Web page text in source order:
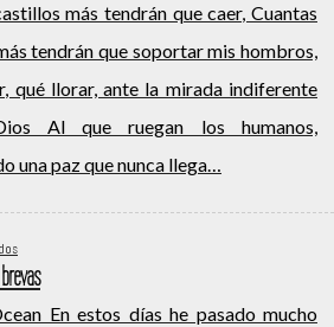
más tendrán que caer, Cuantas
tendrán que soportar mis hombros,
qué llorar, ante la mirada indiferente
Al que ruegan los humanos,
una paz que nunca llega…
En estos días he pasado mucho